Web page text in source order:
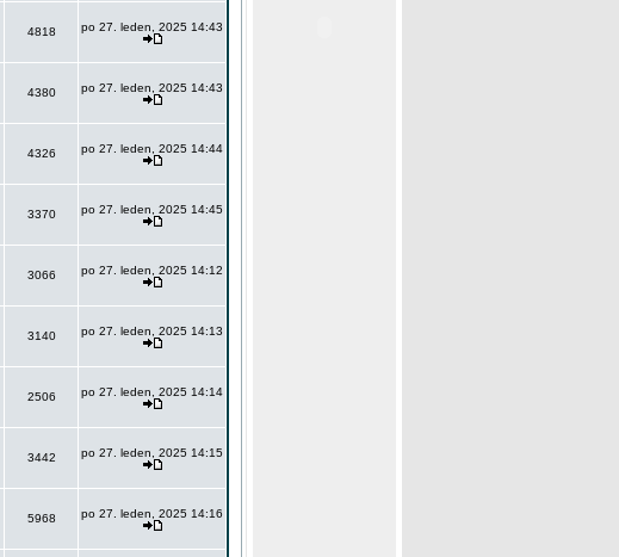
4818 po 27. leden, 2025 14:43
4380 po 27. leden, 2025 14:43
4326 po 27. leden, 2025 14:44
3370 po 27. leden, 2025 14:45
3066 po 27. leden, 2025 14:12
3140 po 27. leden, 2025 14:13
2506 po 27. leden, 2025 14:14
3442 po 27. leden, 2025 14:15
5968 po 27. leden, 2025 14:16